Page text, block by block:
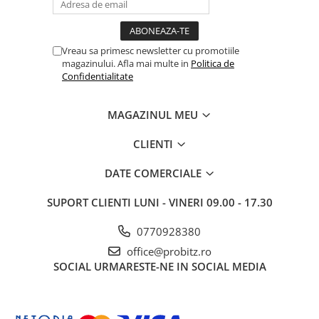
Imprimante de format mare
Imprimante Foto
Imprimante Inkjet
Multifunctionale Inkjet
Accesorii switch-uri
Adaptoare PowerLAN
Alte accesorii retea
Placi de retea
Documentație / ghid instalare (poate varia în funcție de
distribuitor)
Garanție: 24 luni
Vreau sa primesc newsletter cu promotiile
magazinului. Afla mai multe in Politica de
Confidentialitate
MAGAZINUL MEU
CLIENTI
DATE COMERCIALE
SUPORT CLIENTI LUNI - VINERI 09.00 - 17.30
0770928380
office@probitz.ro
SOCIAL URMARESTE-NE IN SOCIAL MEDIA